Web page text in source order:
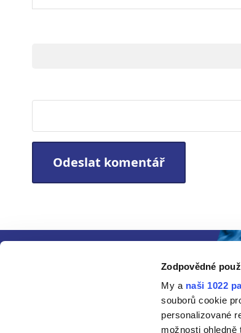
Zodpovědné
My a naši 1022
souborů cookie
personalizované
možnosti